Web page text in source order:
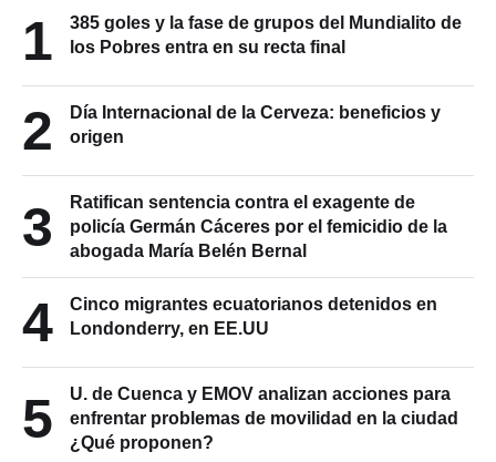
1
385 goles y la fase de grupos del Mundialito de
los Pobres entra en su recta final
2
Día Internacional de la Cerveza: beneficios y
origen
3
Ratifican sentencia contra el exagente de
policía Germán Cáceres por el femicidio de la
abogada María Belén Bernal
4
Cinco migrantes ecuatorianos detenidos en
Londonderry, en EE.UU
5
U. de Cuenca y EMOV analizan acciones para
enfrentar problemas de movilidad en la ciudad
¿Qué proponen?